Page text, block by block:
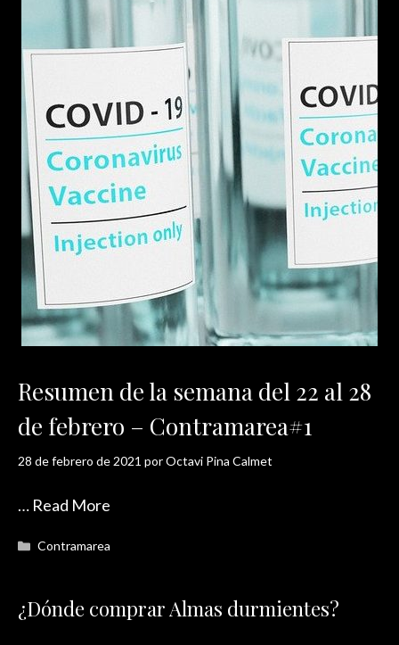
Resumen de la semana del 22 al 28
de febrero – Contramarea#1
28 de febrero de 2021 porOctavi Pina Calmet
… Read More
Categorías
Contramarea
¿Dónde comprar Almas durmientes?